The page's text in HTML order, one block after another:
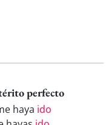
perfecto
haya ido